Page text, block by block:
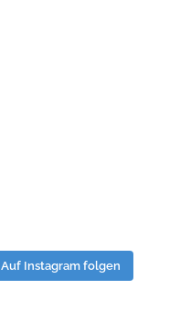
Auf Instagram folgen